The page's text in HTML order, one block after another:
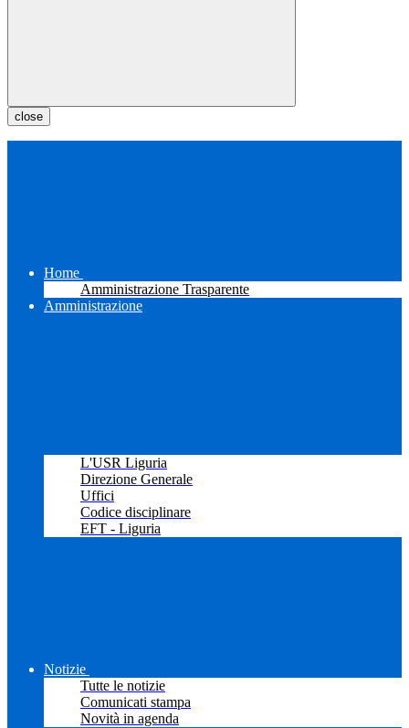
close
Home
Amministrazione Trasparente
Amministrazione
L'USR Liguria
Direzione Generale
Uffici
Codice disciplinare
EFT - Liguria
Notizie
Tutte le notizie
Comunicati stampa
Novità in agenda